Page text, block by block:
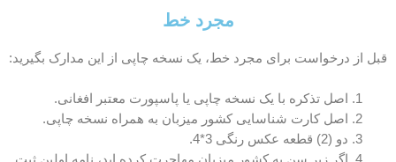
مجرد خط
از درخواست برای مجرد خط، یک نسخه چاپی از این مدارک بگیرید:
اصل تذکره با یک نسخه چاپی یا پاسپورت معتبر افغانی.
اصل کارت شناسایی کشور میزبان به همراه نسخه چاپی.
دو (2) قطعه عکس رنگی 3*4.